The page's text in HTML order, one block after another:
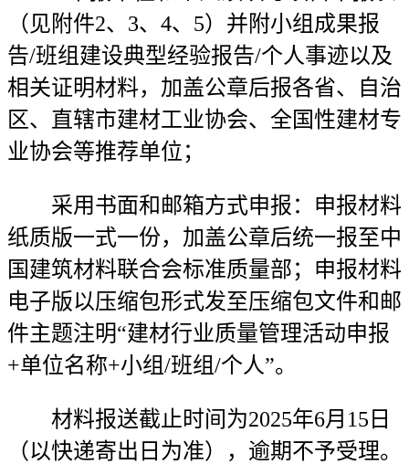
（见附件2、3、4、5）并附小组成果报
告/班组建设典型经验报告/个人事迹以及
相关证明材料，加盖公章后报各省、自治
区、直辖市建材工业协会、全国性建材专
业协会等推荐单位；
采用书面和邮箱方式申报：申报材料
纸质版一式一份，加盖公章后统一报至中
国建筑材料联合会标准质量部；申报材料
电子版以压缩包形式发至压缩包文件和邮
件主题注明“建材行业质量管理活动申报
+单位名称+小组/班组/个人”。
材料报送截止时间为2025年6月15日
（以快递寄出日为准），逾期不予受理。